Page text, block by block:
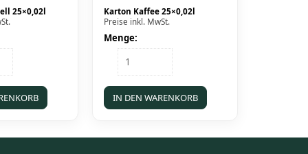
25×0,02l
Karton Kaffee 25×0,02l
Preise inkl. MwSt.
Menge:
Karton
Kaffee
Menge
IN DEN WARENKORB